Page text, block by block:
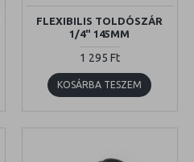
FLEXIBILIS TOLDÓSZÁR
1/4" 145MM
1 295 Ft
KOSÁRBA TESZEM